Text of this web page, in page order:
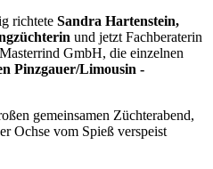
richtete Sandra Hartenstein,
und jetzt Fachberaterin
GmbH, die einzelnen
Pinzgauer/Limousin -
gemeinsamen Züchterabend,
Ochse vom Spieß verspeist